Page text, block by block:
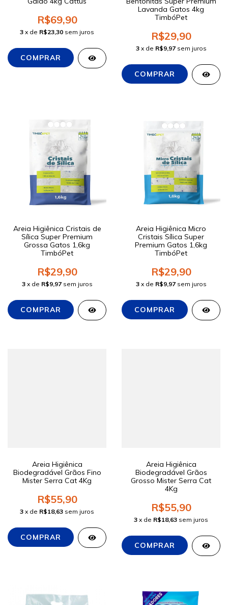
R$69,90
3 x de R$23,30 sem juros
Lavanda Gatos 4kg
TimbóPet
R$29,90
3 x de R$9,97 sem juros
Areia Higiênica Cristais de
Sílica Super Premium
Grossa Gatos 1,6kg
TimbóPet
R$29,90
3 x de R$9,97 sem juros
Areia Higiênica Micro
Cristais Sílica Super
Premium Gatos 1,6kg
TimbóPet
R$29,90
3 x de R$9,97 sem juros
Areia Higiênica
Biodegradável Grãos Fino
Mister Serra Cat 4Kg
R$55,90
3 x de R$18,63 sem juros
Areia Higiênica
Biodegradável Grãos
Grosso Mister Serra Cat
4Kg
R$55,90
3 x de R$18,63 sem juros